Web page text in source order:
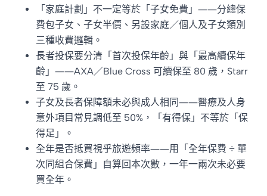
「家庭計劃」不一定等於「子女免費」——分總保
費包子女、子女半價、另設家庭／個人及子女類別
三種收費邏輯。
長者投保要分清「首次投保年齡」與「最高續保年
齡」——AXA／Blue Cross 可續保至 80 歲，Starr
至 75 歲。
子女及長者保障額未必與成人相同——醫療及人身
意外項目常見調低至 50%，「有得保」不等於「保
得足」。
全年是否抵買視乎旅遊頻率——用「全年保費 ÷ 單
次同組合保費」自算回本次數，一年一兩次未必要
買全年。